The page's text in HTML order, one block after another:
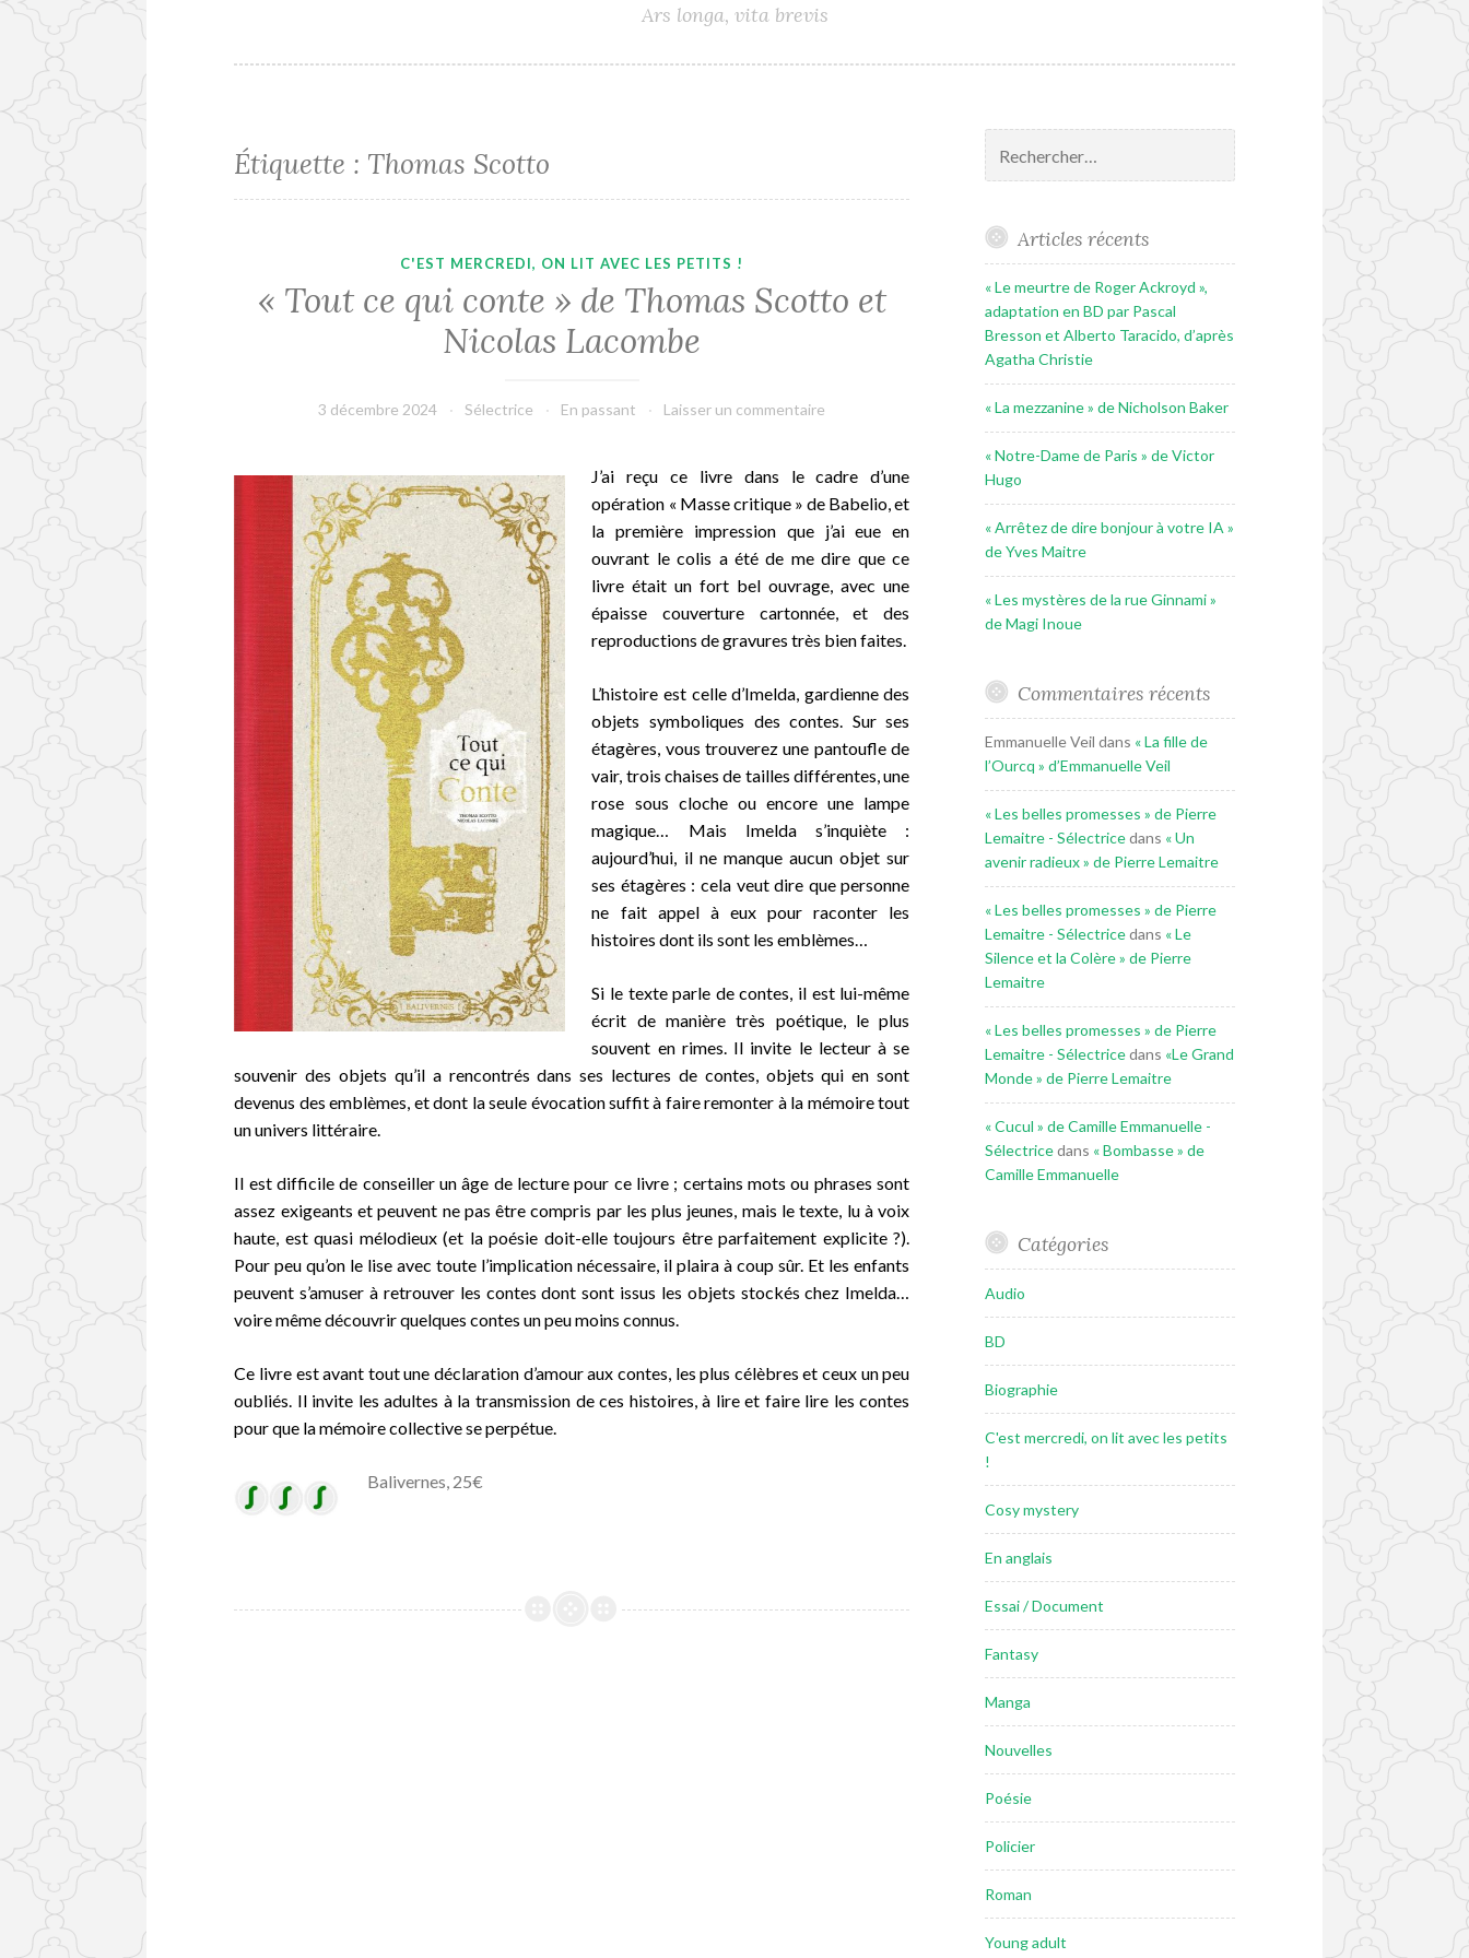
Ars longa, vita brevis
Étiquette : Thomas Scotto
C'EST MERCREDI, ON LIT AVEC LES PETITS !
« Tout ce qui conte » de Thomas Scotto et
Nicolas Lacombe
3 décembre 2024 Sélectrice En passant Laisser un commentaire
J’ai reçu ce livre dans le cadre d’une
opération « Masse critique » de Babelio, et
la première impression que j’ai eue en
ouvrant le colis a été de me dire que ce
livre était un fort bel ouvrage, avec une
épaisse couverture cartonnée, et des
reproductions de gravures très bien faites.
L’histoire est celle d’Imelda, gardienne des
objets symboliques des contes. Sur ses
étagères, vous trouverez une pantoufle de
vair, trois chaises de tailles différentes, une
rose sous cloche ou encore une lampe
magique… Mais Imelda s’inquiète :
aujourd’hui, il ne manque aucun objet sur
ses étagères : cela veut dire que personne
ne fait appel à eux pour raconter les
histoires dont ils sont les emblèmes…
Si le texte parle de contes, il est lui-même
écrit de manière très poétique, le plus
souvent en rimes. Il invite le lecteur à se
souvenir des objets qu’il a rencontrés dans ses lectures de contes, objetsqui en sont
devenus des emblèmes, et dont la seule évocation suffit à faire remonter à la mémoire tout
un univers littéraire.
Il est difficile de conseiller un âge de lecture pour ce livre ; certains mots ou phrases sont
assez exigeants et peuvent ne pas être compris par les plus jeunes, mais le texte, lu à voix
haute, est quasi mélodieux (et la poésie doit-elle toujours être parfaitement explicite ?).
Pour peu qu’on le lise avec toute l’implication nécessaire, il plaira à coup sûr. Et les enfants
peuvent s’amuser à retrouver les contes dont sont issus les objets stockés chez Imelda…
voire même découvrir quelques contes un peu moins connus.
Ce livre est avant tout une déclaration d’amour aux contes, les plus célèbres et ceux un peu
oubliés. Il invite les adultes à la transmission de ces histoires, à lire et faire lire les contes
pour que la mémoire collective se perpétue.
Balivernes, 25€
Articles récents
« Le meurtre de Roger Ackroyd »,
adaptation en BD par Pascal
Bresson et Alberto Taracido, d’après
Agatha Christie
« La mezzanine » de Nicholson Baker
« Notre-Dame de Paris » de Victor
Hugo
« Arrêtez de dire bonjour à votre IA »
de Yves Maitre
« Les mystères de la rue Ginnami »
de Magi Inoue
Commentaires récents
Emmanuelle Veil dans « La fille de
l’Ourcq » d’Emmanuelle Veil
« Les belles promesses » de Pierre
Lemaitre - Sélectricedans « Un
avenir radieux » de Pierre Lemaitre
« Les belles promesses » de Pierre
Lemaitre - Sélectricedans « Le
Silence et la Colère » de Pierre
Lemaitre
« Les belles promesses » de Pierre
Lemaitre - Sélectricedans «Le Grand
Monde » de Pierre Lemaitre
« Cucul » de Camille Emmanuelle -
Sélectricedans « Bombasse » de
Camille Emmanuelle
Catégories
Audio
BD
Biographie
C'est mercredi, on lit avec les petits
!
Cosy mystery
En anglais
Essai / Document
Fantasy
Manga
Nouvelles
Poésie
Policier
Roman
Young adult